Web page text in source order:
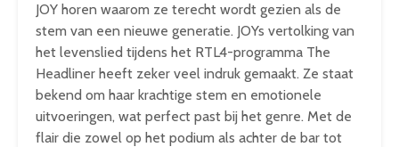
JOY horen waarom ze terecht wordt gezien als de
stem van een nieuwe generatie. JOYs vertolking van
het levenslied tijdens het RTL4-programma The
Headliner heeft zeker veel indruk gemaakt. Ze staat
bekend om haar krachtige stem en emotionele
uitvoeringen, wat perfect past bij het genre. Met de
flair die zowel op het podium als achter de bar tot